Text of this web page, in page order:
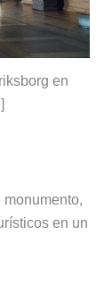
en
en un